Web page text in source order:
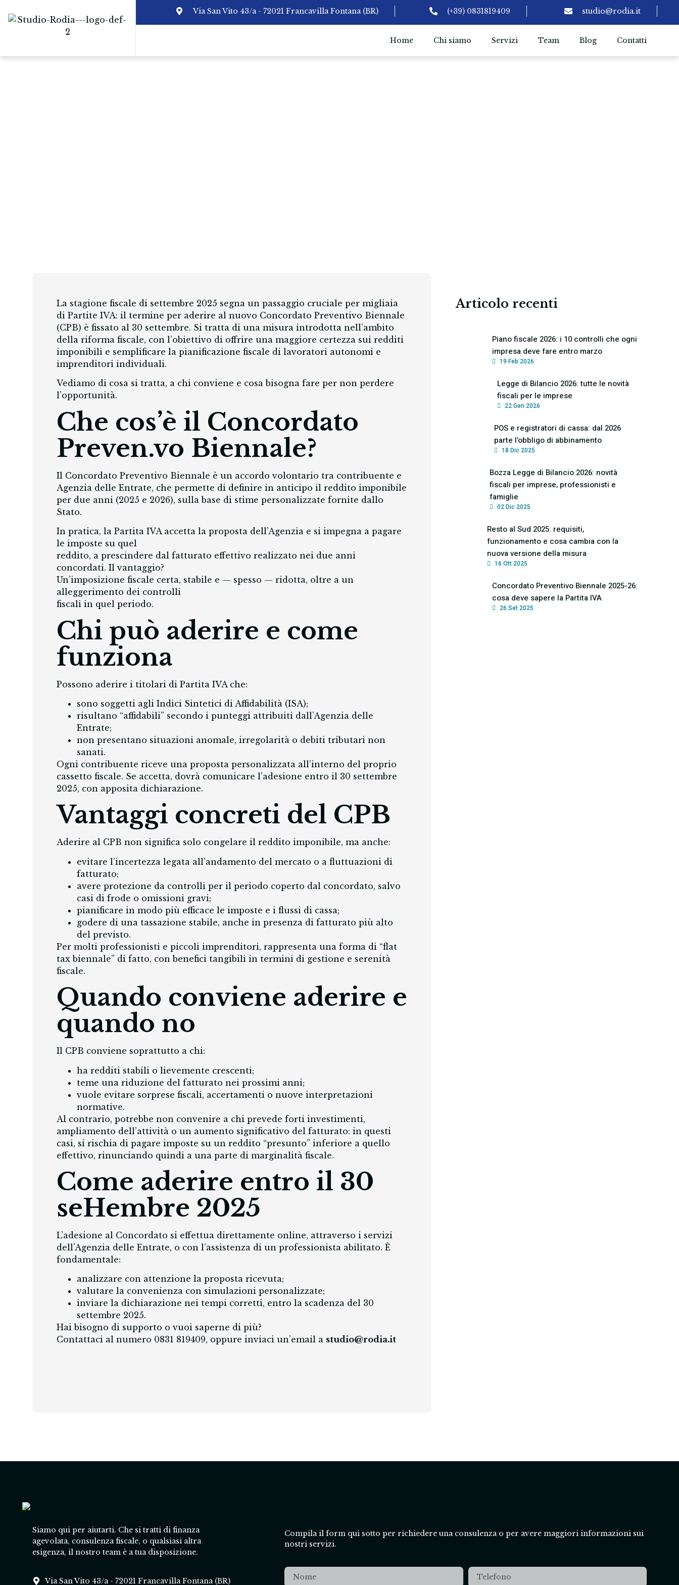
Via San Vito 43/a - 72021 Francavilla Fontana (BR) (+39) 0831819409 studio@rodia.it
Home Chi siamo Servizi Team Blog Contatti
La stagione fiscale di settembre 2025 segna un passaggio cruciale per migliaia
di Partite IVA: il termine per aderire al nuovo Concordato Preventivo Biennale
(CPB) è fissato al 30 settembre. Si tratta di una misura introdotta nell’ambito
della riforma fiscale, con l’obiettivo di offrire una maggiore certezza sui redditi
imponibili e semplificare la pianificazione fiscale di lavoratori autonomi e
imprenditori individuali.
Vediamo di cosa si tratta, a chi conviene e cosa bisogna fare per non perdere
l’opportunità.
Che cos’è il Concordato
Preven.vo Biennale?
Il Concordato Preventivo Biennale è un accordo volontario tra contribuente e
Agenzia delle Entrate, che permette di definire in anticipo il reddito imponibile
per due anni (2025 e 2026), sulla base di stime personalizzate fornite dallo
Stato.
In pratica, la Partita IVA accetta la proposta dell’Agenzia e si impegna a pagare
le imposte su quel
reddito, a prescindere dal fatturato effettivo realizzato nei due anni
concordati. Il vantaggio?
Un’imposizione fiscale certa, stabile e — spesso — ridotta, oltre a un
alleggerimento dei controlli
fiscali in quel periodo.
Chi può aderire e come
funziona
Possono aderire i titolari di Partita IVA che:
sono soggetti agli Indici Sintetici di Affidabilità (ISA);
risultano “affidabili” secondo i punteggi attribuiti dall’Agenzia delle
Entrate;
non presentano situazioni anomale, irregolarità o debiti tributari non
sanati.
Ogni contribuente riceve una proposta personalizzata all’interno del proprio
cassetto fiscale. Se accetta, dovrà comunicare l’adesione entro il 30 settembre
2025, con apposita dichiarazione.
Vantaggi concreti del CPB
Aderire al CPB non significa solo congelare il reddito imponibile, ma anche:
evitare l’incertezza legata all’andamento del mercato o a fluttuazioni di
fatturato;
avere protezione da controlli per il periodo coperto dal concordato, salvo
casi di frode o omissioni gravi;
pianificare in modo più efficace le imposte e i flussi di cassa;
godere di una tassazione stabile, anche in presenza di fatturato più alto
del previsto.
Per molti professionisti e piccoli imprenditori, rappresenta una forma di “flat
tax biennale” di fatto, con benefici tangibili in termini di gestione e serenità
fiscale.
Quando conviene aderire e
quando no
Il CPB conviene soprattutto a chi:
ha redditi stabili o lievemente crescenti;
teme una riduzione del fatturato nei prossimi anni;
vuole evitare sorprese fiscali, accertamenti o nuove interpretazioni
normative.
Al contrario, potrebbe non convenire a chi prevede forti investimenti,
ampliamento dell’attività o un aumento significativo del fatturato: in questi
casi, si rischia di pagare imposte su un reddito “presunto” inferiore a quello
effettivo, rinunciando quindi a una parte di marginalità fiscale.
Come aderire entro il 30
seHembre 2025
L’adesione al Concordato si effettua direttamente online, attraverso i servizi
dell’Agenzia delle Entrate, o con l’assistenza di un professionista abilitato. È
fondamentale:
analizzare con attenzione la proposta ricevuta;
valutare la convenienza con simulazioni personalizzate;
inviare la dichiarazione nei tempi corretti, entro la scadenza del 30
settembre 2025.
Hai bisogno di supporto o vuoi saperne di più?
Contattaci al numero 0831 819409, oppure inviaci un’email a studio@rodia.it
Articolo recenti
Piano fiscale 2026: i 10 controlli che ogni
impresa deve fare entro marzo
19 Feb 2026
Legge di Bilancio 2026: tutte le novità
fiscali per le imprese
22 Gen 2026
POS e registratori di cassa: dal 2026
parte l’obbligo di abbinamento
18 Dic 2025
Bozza Legge di Bilancio 2026: novità
fiscali per imprese, professionisti e
famiglie
02 Dic 2025
Resto al Sud 2025: requisiti,
funzionamento e cosa cambia con la
nuova versione della misura
16 Ott 2025
Concordato Preventivo Biennale 2025-26:
cosa deve sapere la Partita IVA
26 Set 2025
Siamo qui per aiutarti. Che si tratti di finanza
agevolata, consulenza fiscale, o qualsiasi altra
esigenza, il nostro team è a tua disposizione.
Via San Vito 43/a - 72021 Francavilla Fontana (BR)
Compila il form qui sotto per richiedere una consulenza o per avere maggiori informazioni sui
nostri servizi.